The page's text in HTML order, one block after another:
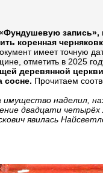
коренная
имеет точную
отметить в 2025
деревянной
сосне. Прочитаем
наделил,
двадцати
явилась